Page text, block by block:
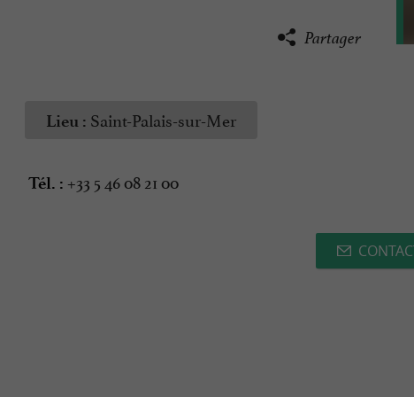
Partager
Lieu : Saint-Palais-sur-Mer
Tél. : +33 5 46 08 21 00